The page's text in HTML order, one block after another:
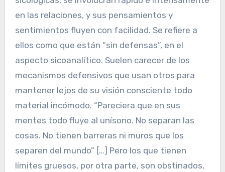
en las relaciones, y sus pensamientos y
sentimientos fluyen con facilidad. Se refiere a
ellos como que están “sin defensas”, en el
aspecto sicoanalítico. Suelen carecer de los
mecanismos defensivos que usan otros para
mantener lejos de su visión consciente todo
material incómodo. “Pareciera que en sus
mentes todo fluye al unísono. No separan las
cosas. No tienen barreras ni muros que los
separen del mundo” […] Pero los que tienen
límites gruesos, por otra parte, son obstinados,